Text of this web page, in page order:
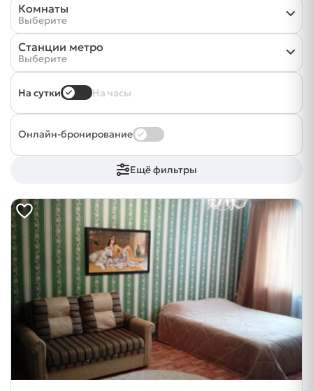
Комнаты
Выберите
Станции метро
Выберите
На сутки На часы
Онлайн-бронирование
Ещё фильтры